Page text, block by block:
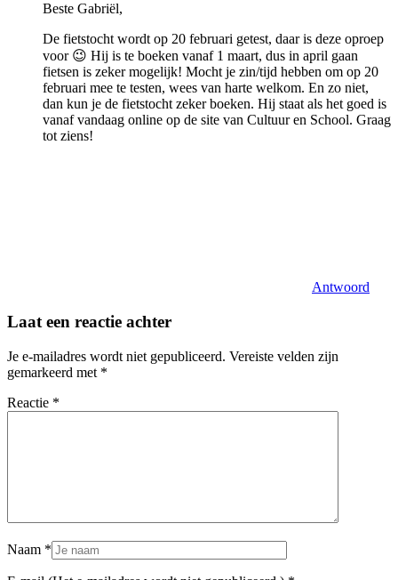
Beste Gabriël,
De fietstocht wordt op 20 februari getest, daar is deze oproep
voor 😉 Hij is te boeken vanaf 1 maart, dus in april gaan
fietsen is zeker mogelijk! Mocht je zin/tijd hebben om op 20
februari mee te testen, wees van harte welkom. En zo niet,
dan kun je de fietstocht zeker boeken. Hij staat als het goed is
vanaf vandaag online op de site van Cultuur en School. Graag
tot ziens!
Antwoord
Laat een reactie achter
Je e-mailadres wordt niet gepubliceerd. Vereiste velden zijn
gemarkeerd met *
Reactie *
Naam *